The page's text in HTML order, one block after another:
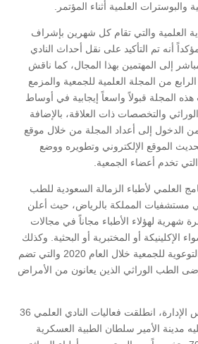
العلمية أثناء المؤتمر.
العلمية والتي تقام كل شهرين بإشراف
أنه تم التأكيد على نقل أحداث النادي
إلى المهتمين بهذا المجال، كما ناقش
من المجلة العلمية للجمعية والمزمع
المجلة قبولاً واسعاً إيجابية في أوساط
والتخصصات ذات العلاقة، بالإضافة
الدخول إلى أعداد المجلة من خلال موقع
الموقع الإلكتروني وتطويره ووضع
تخدم أعضاء الجمعية.
العلمي لأطباء الزمالة السعودية للطب
مستشفيات المملكة بالرياض، حيث أعلن
لهؤلاء الأطباء مجاناً في مجالات
الإكلينيكة أو المختبرية أو البحثية. وكذلك
بحث إقامة وتنظيم الأيام التوعوية للجمعية خلال العام 2020 والتي تضم
الطب الوراثي الذين يعانون من الأمراض
وعقب اختتام أعمال مجلس الإدارة، انطلقت فعاليات النادي العلمي 36
مدينة الأمير سلطان الطبية العسكرية